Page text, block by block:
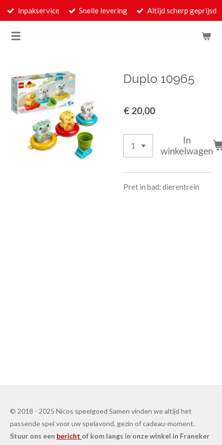
Ga
naar
Inpakservice Snelle levering Altijd scherp geprijsd
Duplo 10965
€ 20,00
In
winkelwagen
Pret in bad: dierentrein
© 2018 - 2025 Nicos speelgoed Samen vinden we altijd het
passende spel voor uw spelavond, gezin of cadeau-moment.
Stuur ons een bericht of kom langs in onze winkel in Franeker